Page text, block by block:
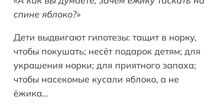
спине яблоко?»
Дети выдвигают гипотезы: тащит в норку,
чтобы покушать; несёт подарок детям; для
украшения норки; для приятного запаха;
чтобы насекомые кусали яблоко, а не
ёжика…